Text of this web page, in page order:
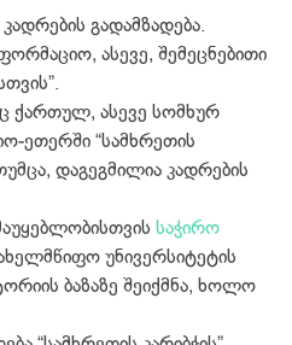
გადამზადება.
ასევე, შემეცნებითი
ქართულ, ასევე სომხურ
“სამხრეთის
დაგეგმილია კადრების
საჭირო
უნივერსიტეტის
ბაზაზე შეიქმნა, ხოლო